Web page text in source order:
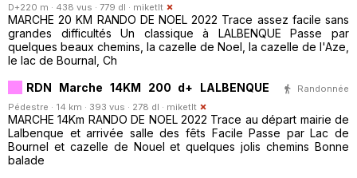
D+220 m · 438 vus · 779 dl · miketlt
MARCHE 20 KM RANDO DE NOEL 2022 Trace assez facile sans
grandes difficultés Un classique à LALBENQUE Passe par
quelques beaux chemins, la cazelle de Noel, la cazelle de l'Aze,
le lac de Bournal, Ch
RDN Marche 14KM 200 d+ LALBENQUE
Randonnée
Pédestre · 14 km · 393 vus · 278 dl · miketlt
MARCHE 14Km RANDO DE NOEL 2022 Trace au départ mairie de
Lalbenque et arrivée salle des fêts Facile Passe par Lac de
Bournel et cazelle de Nouel et quelques jolis chemins Bonne
balade